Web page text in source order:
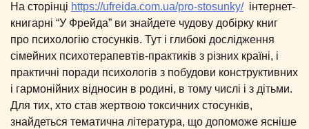
На сторінці https://ufreida.com.ua/pro-stosunky/інтернет-
книгарні “У Фрейда” ви знайдете чудову добірку книг
про психологію стосунків. Тут і глибокі дослідження
сімейних психотерапевтів-практиків з різних країні, і
практичні поради психологів з побудови конструктивних
і гармонійних відносин в родині, в тому числі і з дітьми.
Для тих, хто став жертвою токсичних стосунків,
знайдеться тематична література, що допоможе ясніше